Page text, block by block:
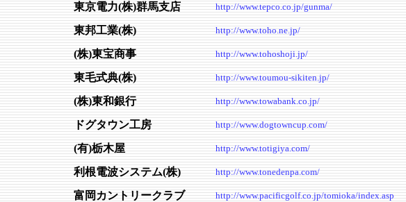
東京電力(株)群馬支店 http://www.tepco.co.jp/gunma/
東邦工業(株) http://www.toho.ne.jp/
(株)東宝商事 http://www.tohoshoji.jp/
東毛式典(株) http://www.toumou-sikiten.jp/
(株)東和銀行 http://www.towabank.co.jp/
ドグタウン工房 http://www.dogtowncup.com/
(有)栃木屋 http://www.totigiya.com/
利根電波システム(株) http://www.tonedenpa.com/
富岡カントリークラブ http://www.pacificgolf.co.jp/tomioka/index.asp